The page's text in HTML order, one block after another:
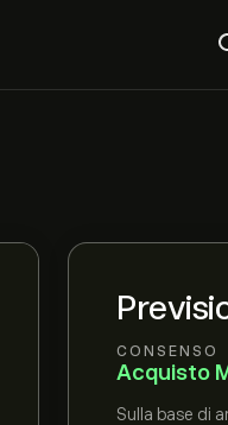
CONSENSO
Acquisto
Sulla base di